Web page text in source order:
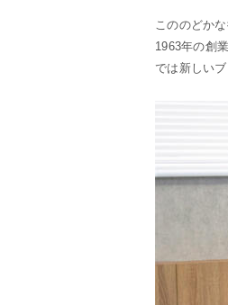
こののどか
1963年の創
では新しいブ